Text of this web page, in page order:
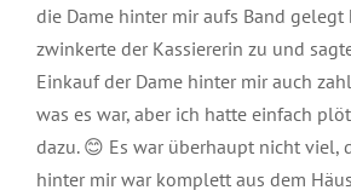
die Dame hinter mir aufs Band gelegt
zwinkerte der Kassiererin zu und
Einkauf der Dame hinter mir auch
was es war, aber ich hatte einfach
dazu. 😊 Es war überhaupt nicht viel,
hinter mir war komplett aus dem